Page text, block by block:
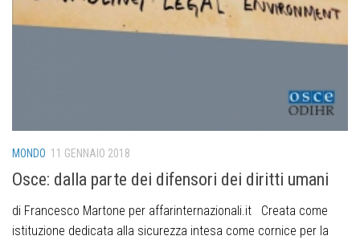
MONDO 11 GENNAIO 2018
Osce: dalla parte dei difensori dei diritti umani
di Francesco Martone per affarinternazionali.it Creata come
istituzione dedicata alla sicurezza intesa come cornice per la